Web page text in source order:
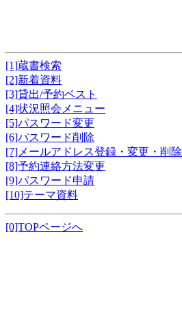
[1]蔵書検索
[2]新着資料
[3]貸出/予約ベスト
[4]状況照会メニュー
[5]パスワード変更
[6]パスワード削除
[7]メールアドレス登録・変更・削除
[8]予約連絡方法変更
[9]パスワード申請
[10]テーマ資料
[0]TOPページへ